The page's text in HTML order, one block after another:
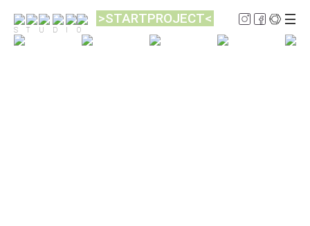
>STARTPROJECT<